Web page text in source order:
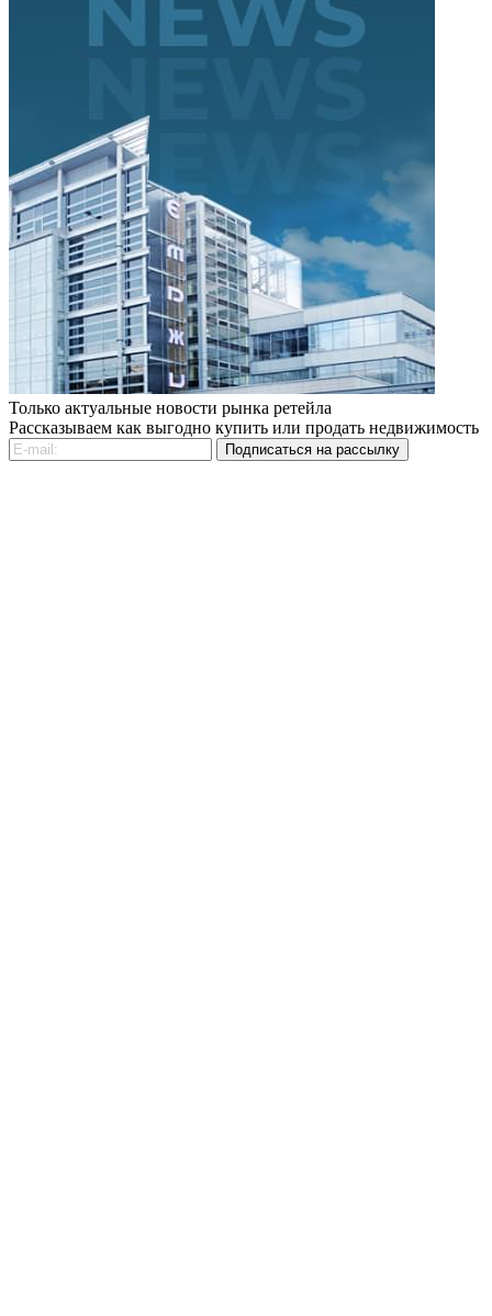
Только актуальные новости рынка ретейла
Рассказываем как выгодно купить или продать недвижимость